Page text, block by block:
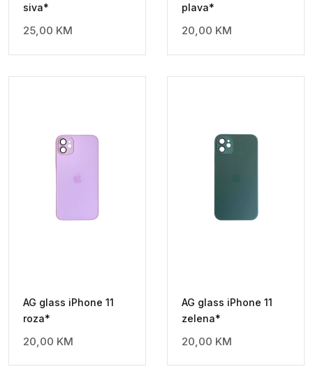
siva*
25,00 KM
plava*
20,00 KM
AG glass iPhone 11
roza*
20,00 KM
AG glass iPhone 11
zelena*
20,00 KM